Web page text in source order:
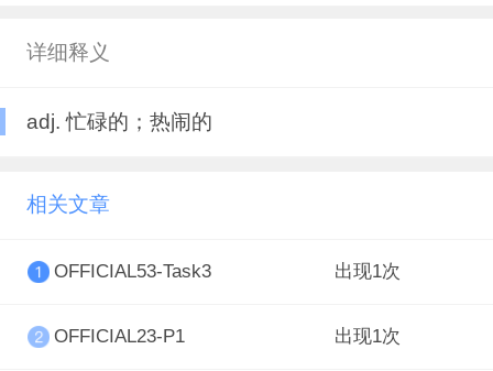
详细释义
adj. 忙碌的；热闹的
相关文章
OFFICIAL53-Task3 出现1次
OFFICIAL23-P1 出现1次